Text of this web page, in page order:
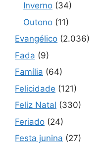
Inverno (34)
Outono (11)
Evangélico (2.036)
Fada (9)
Família (64)
Felicidade (121)
Feliz Natal (330)
Feriado (24)
Festa junina (27)